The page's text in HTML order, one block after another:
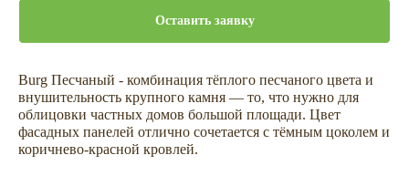
Оставить заявку
Burg Песчаный - комбинация тёплого песчаного цвета и
внушительность крупного камня — то, что нужно для
облицовки частных домов большой площади. Цвет
фасадных панелей отлично сочетается с тёмным цоколем и
коричнево-красной кровлей.
Не откладывайте
покупку на потом